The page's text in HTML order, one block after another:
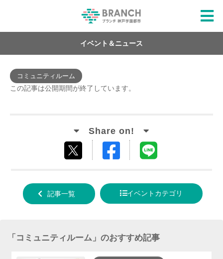
イベント＆ニュース
コミュニティルーム
この記事は公開期間が終了しています。
する
Facebook
る
記事一覧 イベントカテゴリ
「コミュニティルーム 」のおすすめ記事